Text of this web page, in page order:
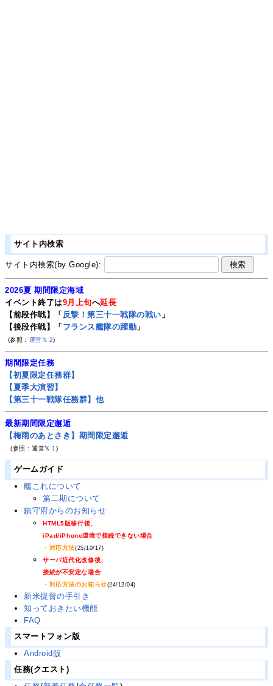
サイト内検索
サイト内検索(by Google):
2026夏 期間限定海域
イベント終了は9月上旬へ延長
【前段作戦】「 反撃！第三十一戦隊の戦い 」
【後段作戦】「フランス艦隊の躍動 」
(参照： 運営𝕏 2)
期間限定任務
【初夏限定任務群】
【夏季大演習】
【第三十一戦隊任務群】他
最新期間限定邂逅
【梅雨のあとさき】期間限定邂逅
(参照：運営𝕏 1 )
ゲームガイド
艦これについて
第二期について
鎮守府からのお知らせ
HTML5版移行後、
iPad/iPhone環境で接続できない場合
・対応方法(25/10/17)
サーバ近代化改修後、
接続が不安定な場合
・対応方法のお知らせ(24/12/04)
新米提督の手引き
知っておきたい機能
FAQ
スマートフォン版
Android版
任務(クエスト)